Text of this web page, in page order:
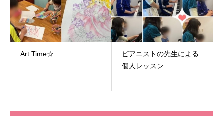
Art Time☆
ピアニストの先生による
個人レッスン